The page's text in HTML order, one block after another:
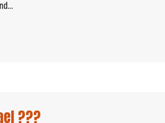
???